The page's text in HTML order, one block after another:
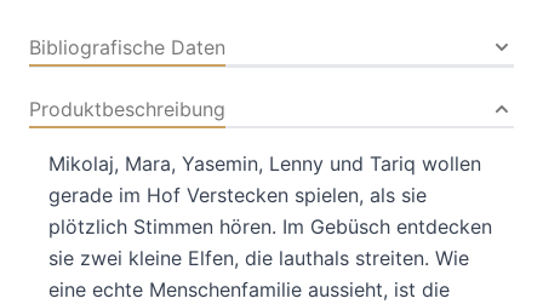
Bibliografische Daten
Produktbeschreibung
Mikolaj, Mara, Yasemin, Lenny und Tariq wollen
gerade im Hof Verstecken spielen, als sie
plötzlich Stimmen hören. Im Gebüsch entdecken
sie zwei kleine Elfen, die lauthals streiten. Wie
eine echte Menschenfamilie aussieht, ist die